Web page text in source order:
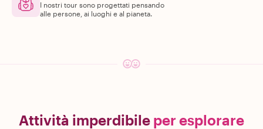
I nostri tour sono progettati pensando
alle persone, ai luoghi e al pianeta.
Attività imperdibile per esplorare